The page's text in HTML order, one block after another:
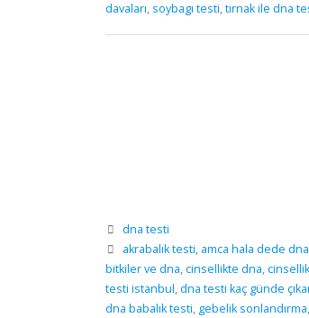
davaları, soybagı testi,tırnak ile dna
dna testi
akrabalık testi, amca hala dede
bitkiler ve dna,cinsellikte dna,
testi istanbul,dna testi kaç günde
dna babalık testi, gebelik sonlandırma,